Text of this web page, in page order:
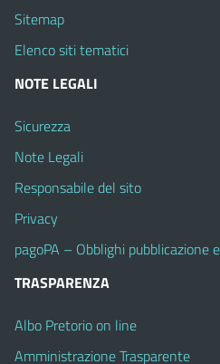
Sitemap
Elenco siti tematici
NOTE LEGALI
Sicurezza
Note Legali
Responsabile del sito
Privacy
pagoPA – Obblighi pubblicazione
TRASPARENZA
Albo Pretorio on line
Amministrazione Trasparente